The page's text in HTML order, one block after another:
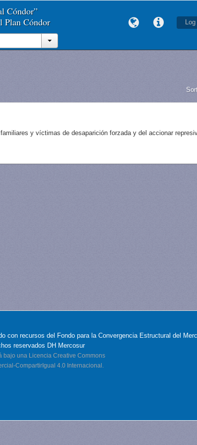
Cóndor”
Plan Cóndor
y víctimas de desaparición forzada y del accionar
con recursos del Fondo para la Convergencia Estructural del
reservados DH Mercosur
bajo una Licencia Creative Commons
CompartirIgual 4.0 Internacional.